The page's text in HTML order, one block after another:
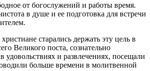
от богослужений и работы время.
в душе и ее подготовка для встречи
старались держать эту цель в
Великого поста, сознательно
удовольствиях и развлечениях, посещали
больше времени в молитвенной